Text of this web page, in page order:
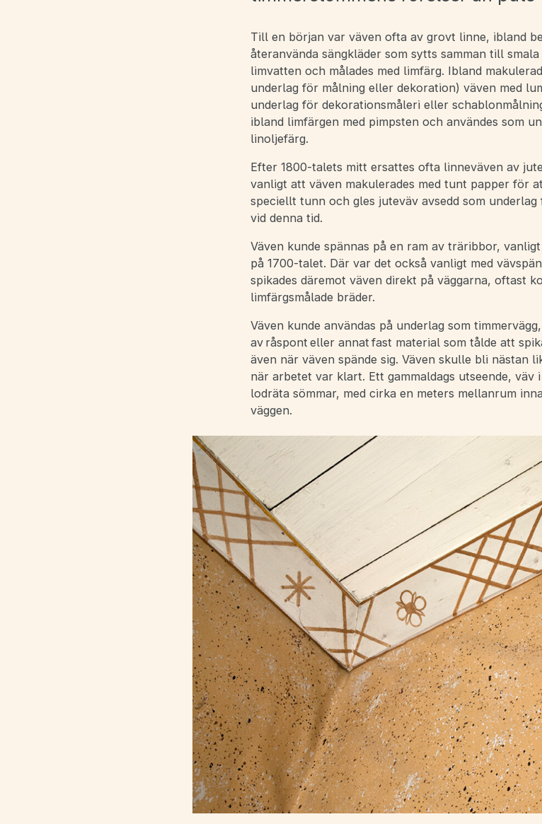
Till en början var väven ofta av grovt linne, ibland
återanvända sängkläder som sytts samman till
limvatten och målades med limfärg. Ibland
underlag för målning eller dekoration) väven med
underlag för dekorationsmåleri eller
ibland limfärgen med pimpsten och användes som
linoljefärg.
Efter 1800-talets mitt ersattes ofta linneväven av
vanligt att väven makulerades med tunt papper för
speciellt tunn och gles juteväv avsedd som
vid denna tid.
Väven kunde spännas på en ram av träribbor,
på 1700-talet. Där var det också vanligt med
spikades däremot väven direkt på väggarna, oftast
limfärgsmålade bräder.
Väven kunde användas på underlag som
av råspont eller annat fast material som tålde att
även när väven spände sig. Väven skulle bli nästan
när arbetet var klart. Ett gammaldags utseende, väv
lodräta sömmar, med cirka en meters mellanrum
väggen.